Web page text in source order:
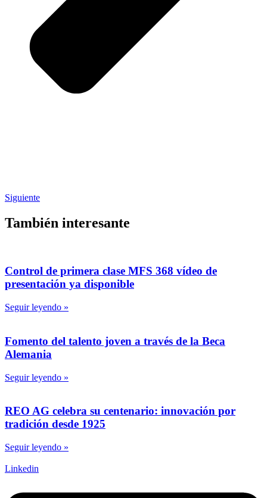
Siguiente
También interesante
Control de primera clase MFS 368 vídeo de
presentación ya disponible
Seguir leyendo »
Fomento del talento joven a través de la Beca
Alemania
Seguir leyendo »
REO AG celebra su centenario: innovación por
tradición desde 1925
Seguir leyendo »
Linkedin